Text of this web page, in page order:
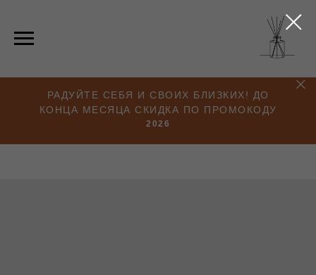
РАДУЙТЕ СЕБЯ И СВОИХ БЛИЗКИХ! ДО
КОНЦА МЕСЯЦА СКИДКА ПО ПРОМОКОДУ
2026